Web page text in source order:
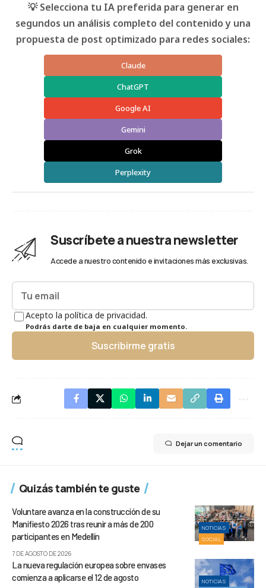
💡 Selecciona tu IA preferida para generar en
segundos un análisis completo del contenido y una
propuesta de post optimizado para redes sociales:
Claude
ChatGPT
Google AI
Gemini
Grok
Perplexity
Suscríbete a nuestra newsletter
Accede a nuestro contenido e invitaciones más exclusivas.
Acepto la política de privacidad.
Podrás darte de baja en cualquier momento.
Suscribirme gratis
Dejar un comentario
Quizás también te guste
NOTICIAS
SOCIAL
Voluntare avanza en la construcción de su
Manifiesto 2026 tras reunir a más de 200
participantes en Medellín
7 DE AGOSTO DE 2026
NOTICIAS
La nueva regulación europea sobre envases
comienza a aplicarse el 12 de agosto